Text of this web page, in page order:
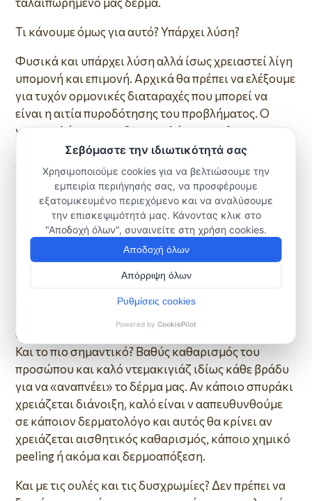
Τι κάνουμε όμως για αυτό? Υπάρχει λύση?
Φυσικά και υπάρχει λύση αλλά ίσως χρειαστεί λίγη
υπομονή και επιμονή. Αρχικά θα πρέπει να ελέξουμε
για τυχόν ορμονικές διαταραχές που μπορεί να
είναι η αιτία πυροδότησης του προβλήματος. Ο
γυναικολόγος και ο δερματολόγος μας θα μας
βοηθήσουν σε αυτό. Σε πιαθνά προβλήματα
θυρεοειδούς ο αρμόδιος ιατρός είναι ο
ενδοκρινολόγος.
Αφού αποκλείσουμε τον παθολογικό παράγοντα, θα
πρέπει να ασχοληθούμε και εμείς με το πρόσωπο
μας. Καλλυντικά (ιδίως make up) θα πρέπει να είναι
από ειδικές εταιρίες και να αναγράφουν πάντα την
ένδειξη για πρόσωπα με τάση ακμής (δηλαδή oil
free). Τα καλλυντικά σε μορφή πούδρας δεν
αποδειχθεί ότι αυξάνουν την πιθανότητα μόλυνσης.
Και το πιο σημαντικό? Βαθύς καθαρισμός του
προσώπου και καλό ντεμακιγιάζ ιδίως κάθε βράδυ
για να «αναπνέει» το δέρμα μας. Αν κάποιο σπυράκι
χρειάζεται διάνοιξη, καλό είναι ν ααπευθυνθούμε
σε κάποιον δερματολόγο και αυτός θα κρίνει αν
χρειάζεται αισθητικός καθαρισμός, κάποιο χημικό
peeling ή ακόμα και δερμοαπόξεση.
Και με τις ουλές και τις δυσχρωμίες? Δεν πρέπει να